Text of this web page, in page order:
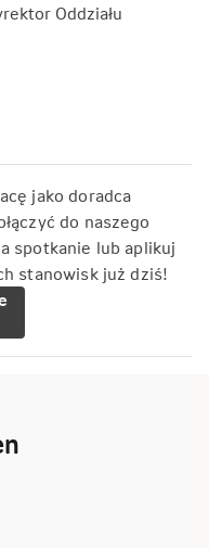
Oddziału
jako doradca
do naszego
spotkanie lub aplikuj
stanowisk już dziś!